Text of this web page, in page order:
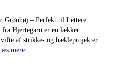
Grønhøj – Perfekt til Lettere
Hjertegarn er en lækker
af strikke- og hækleprojekter.
mere